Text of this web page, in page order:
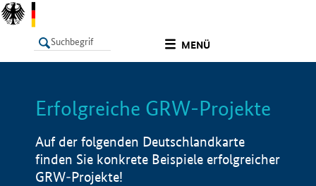
MENÜ
LISTE Info
Erfolgreiche GRW-Projekte
Auf der folgenden Deutschlandkarte
finden Sie konkrete Beispiele erfolgreicher
GRW-Projekte!